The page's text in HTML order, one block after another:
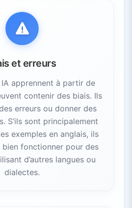
et erreurs
IA apprennent à partir de
contenir des biais. Ils
erreurs ou donner des
S’ils sont principalement
exemples en anglais, ils
bien fonctionner pour des
d’autres langues ou
dialectes.